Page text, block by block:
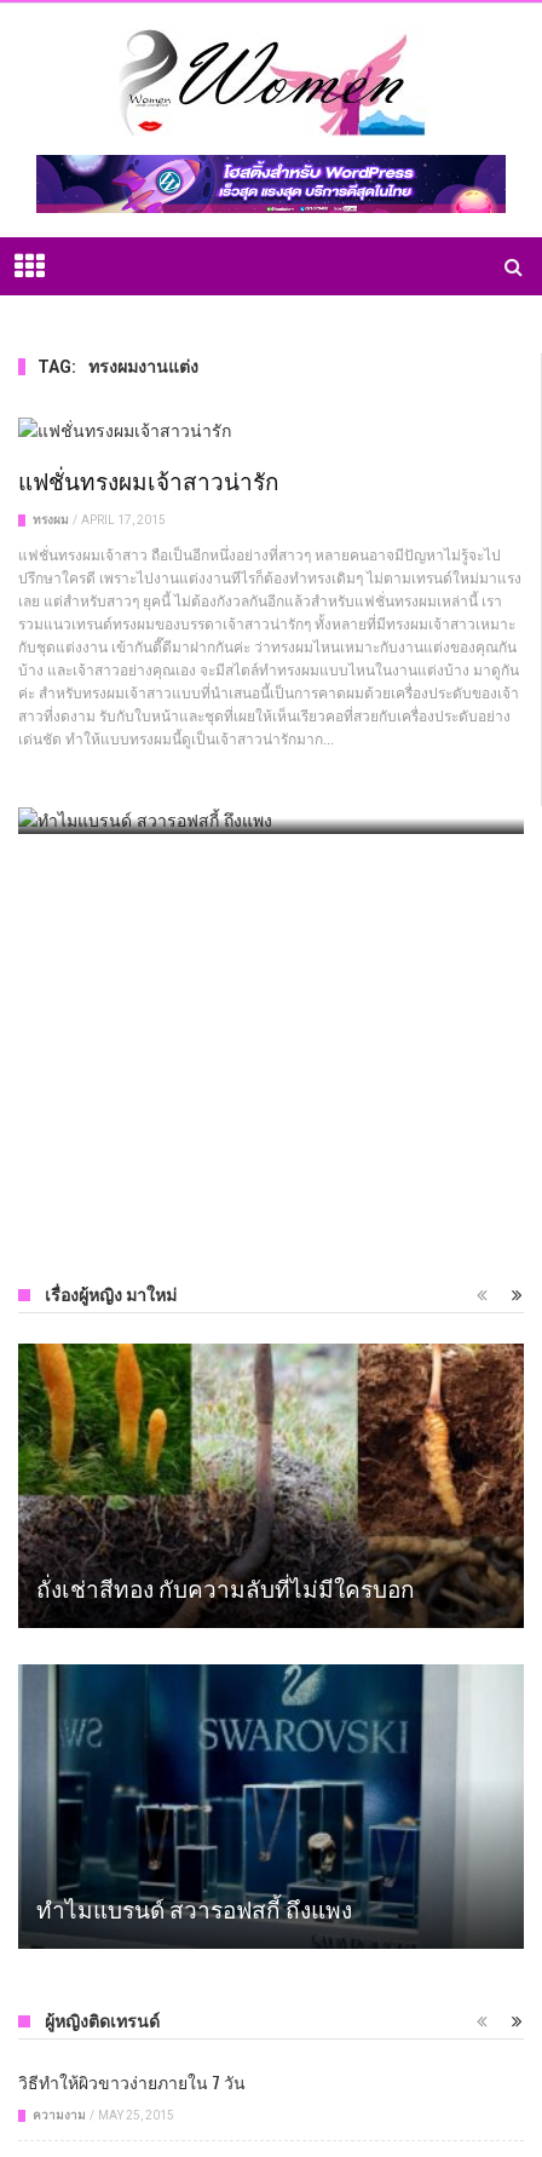
TAG: ทรงผมงานแต่ง
แฟชั่นทรงผมเจ้าสาวน่ารัก
ทรงผม / APRIL 17, 2015
แฟชั่นทรงผมเจ้าสาว ถือเป็นอีกหนึ่งอย่างที่สาวๆ หลายคนอาจมีปัญหาไม่รู้จะไป
ปรึกษาใครดี เพราะไปงานแต่งงานทีไรก็ต้องทำทรงเดิมๆ ไม่ตามเทรนด์ใหม่มาแรง
เลย แต่สำหรับสาวๆ ยุคนี้ ไม่ต้องกังวลกันอีกแล้วสำหรับแฟชั่นทรงผมเหล่านี้ เรา
รวมแนวเทรนด์ทรงผมของบรรดาเจ้าสาวน่ารักๆ ทั้งหลายที่มีทรงผมเจ้าสาวเหมาะ
กับชุดแต่งงาน เข้ากันดี๊ดีมาฝากกันค่ะ ว่าทรงผมไหนเหมาะกับงานแต่งของคุณกัน
บ้าง และเจ้าสาวอย่างคุณเอง จะมีสไตล์ทำทรงผมแบบไหนในงานแต่งบ้าง มาดูกัน
ค่ะ สำหรับทรงผมเจ้าสาวแบบที่นำเสนอนี้เป็นการคาดผมด้วยเครื่องประดับของเจ้า
สาวที่งดงาม รับกับใบหน้าและชุดที่เผยให้เห็นเรียวคอที่สวยกับเครื่องประดับอย่าง
เด่นชัด ทำให้แบบทรงผมนี้ดูเป็นเจ้าสาวน่ารักมาก...
ทำไมแบรนด์ สวารอฟสกี้ ถึงแพง
วิธีทําให้ผิวขาวแบบรวดเร็วและได้ผล
เรื่องผู้หญิง มาใหม่
ถั่งเช่าสีทอง กับความลับที่ไม่มีใครบอก
ทำไมแบรนด์ สวารอฟสกี้ ถึงแพง
ผู้หญิงติดเทรนด์
วิธีทําให้ผิวขาวง่ายภายใน 7 วัน
ความงาม / MAY 25, 2015